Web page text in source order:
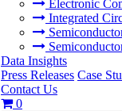
Electronic
Integrated
Data Insights
Press Releases Case
Contact Us
0